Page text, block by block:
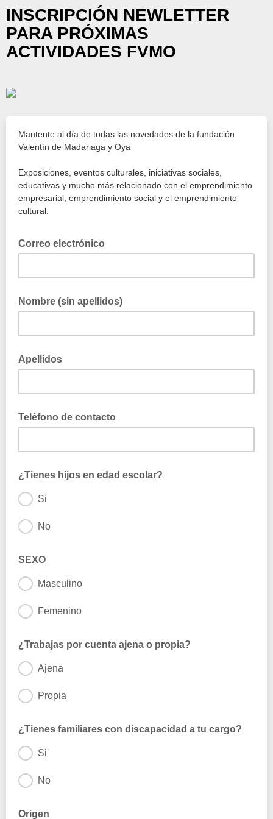
INSCRIPCIÓN NEWLETTER
PARA PRÓXIMAS
ACTIVIDADES FVMO
Mantente al día de todas las novedades de la fundación
Valentín de Madariaga y Oya
Exposiciones, eventos culturales, iniciativas sociales,
educativas y mucho más relacionado con el emprendimiento
empresarial, emprendimiento social y el emprendimiento
cultural.
Correo electrónico
Nombre (sin apellidos)
Apellidos
Teléfono de contacto
¿Tienes hijos en edad escolar?
Si
No
SEXO
Masculino
Femenino
¿Trabajas por cuenta ajena o propia?
Ajena
Propia
¿Tienes familiares con discapacidad a tu cargo?
Si
No
Origen